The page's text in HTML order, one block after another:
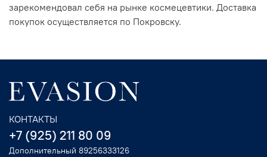
зарекомендовал себя на рынке космецевтики. Доставка
покупок осуществляется по Покровску.
КОНТАКТЫ
+7 (925) 211 80 09
Дополнительный 89256333126